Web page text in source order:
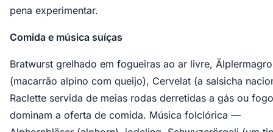
pena experimentar.
Comida e música suíças
Bratwurst grelhado em fogueiras ao ar livre,
(macarrão alpino com queijo), Cervelat (a salsicha
Raclette servida de meias rodas derretidas a gás ou fogo
dominam a oferta de comida. Música folclórica —